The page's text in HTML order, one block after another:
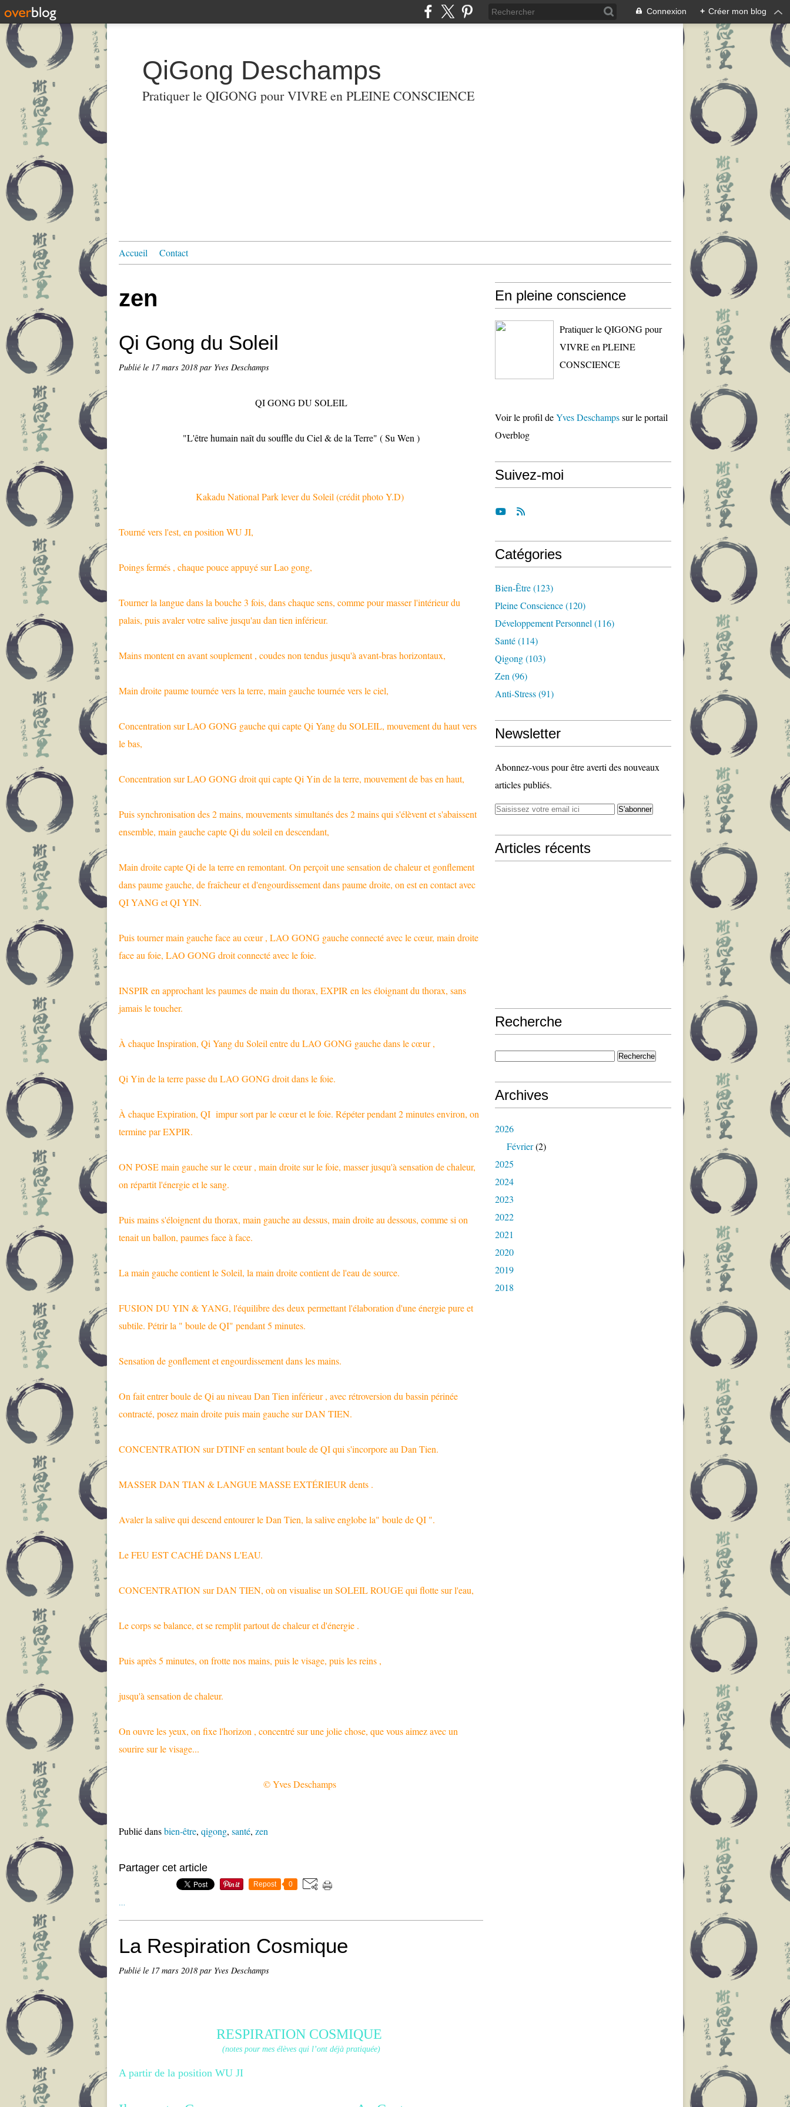
Connexion + Créer mon blog
QiGong Deschamps
Pratiquer le QIGONG pour VIVRE en PLEINE CONSCIENCE
Accueil Contact
zen
Qi Gong du Soleil
Publié le 17 mars 2018 par Yves Deschamps
QI GONG DU SOLEIL
"L'être humain naît du souffle du Ciel & de la Terre" ( Su Wen )
Kakadu National Park lever du Soleil (crédit photo Y.D)
Tourné vers l'est, en position WU JI,
Poings fermés , chaque pouce appuyé sur Lao gong,
Tourner la langue dans la bouche 3 fois, dans chaque sens, comme pour masser l'intérieur du
palais, puis avaler votre salive jusqu'au dan tien inférieur.
Mains montent en avant souplement , coudes non tendus jusqu'à avant-bras horizontaux,
Main droite paume tournée vers la terre, main gauche tournée vers le ciel,
Concentration sur LAO GONG gauche qui capte Qi Yang du SOLEIL, mouvement du haut vers
le bas,
Concentration sur LAO GONG droit qui capte Qi Yin de la terre, mouvement de bas en haut,
Puis synchronisation des 2 mains, mouvements simultanés des 2 mains qui s'élèvent et s'abaissent
ensemble, main gauche capte Qi du soleil en descendant,
Main droite capte Qi de la terre en remontant. On perçoit une sensation de chaleur et gonflement
dans paume gauche, de fraîcheur et d'engourdissement dans paume droite, on est en contact avec
QI YANG et QI YIN.
Puis tourner main gauche face au cœur , LAO GONG gauche connecté avec le cœur, main droite
face au foie, LAO GONG droit connecté avec le foie.
INSPIR en approchant les paumes de main du thorax, EXPIR en les éloignant du thorax, sans
jamais le toucher.
À chaque Inspiration, Qi Yang du Soleil entre du LAO GONG gauche dans le cœur ,
Qi Yin de la terre passe du LAO GONG droit dans le foie.
À chaque Expiration, QI impur sort par le cœur et le foie. Répéter pendant 2 minutes environ, on
termine par EXPIR.
ON POSE main gauche sur le cœur , main droite sur le foie, masser jusqu'à sensation de chaleur,
on répartit l'énergie et le sang.
Puis mains s'éloignent du thorax, main gauche au dessus, main droite au dessous, comme si on
tenait un ballon, paumes face à face.
La main gauche contient le Soleil, la main droite contient de l'eau de source.
FUSION DU YIN & YANG, l'équilibre des deux permettant l'élaboration d'une énergie pure et
subtile. Pétrir la " boule de QI" pendant 5 minutes.
Sensation de gonflement et engourdissement dans les mains.
On fait entrer boule de Qi au niveau Dan Tien inférieur , avec rétroversion du bassin périnée
contracté, posez main droite puis main gauche sur DAN TIEN.
CONCENTRATION sur DTINF en sentant boule de QI qui s'incorpore au Dan Tien.
MASSER DAN TIAN & LANGUE MASSE EXTÉRIEUR dents .
Avaler la salive qui descend entourer le Dan Tien, la salive englobe la" boule de QI ".
Le FEU EST CACHÉ DANS L'EAU.
CONCENTRATION sur DAN TIEN, où on visualise un SOLEIL ROUGE qui flotte sur l'eau,
Le corps se balance, et se remplit partout de chaleur et d'énergie .
Puis après 5 minutes, on frotte nos mains, puis le visage, puis les reins ,
jusqu'à sensation de chaleur.
On ouvre les yeux, on fixe l'horizon , concentré sur une jolie chose, que vous aimez avec un
sourire sur le visage...
© Yves Deschamps
Publié dansbien-être, qigong, santé, zen
Partager cet article
Repost 0
…
La Respiration Cosmique
Publié le 17 mars 2018 par Yves Deschamps
RESPIRATION COSMIQUE
(notes pour mes élèves qui l’ont déjà pratiquée)
A partir de la position WU JI
En pleine conscience
Pratiquer le QIGONG pour
VIVRE en PLEINE
CONSCIENCE
Voir le profil deYves Deschampssur le portail
Overblog
Suivez-moi
Catégories
Bien-Être(123)
Pleine Conscience(120)
Développement Personnel (116)
Santé(114)
Qigong(103)
Zen (96)
Anti-Stress(91)
Newsletter
Abonnez-vous pour être averti des nouveaux
articles publiés.
Articles récents
Recherche
Archives
2026
Février(2)
2025
2024
2023
2022
2021
2020
2019
2018